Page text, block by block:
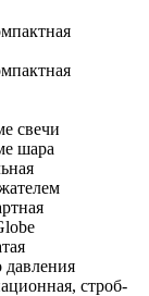
свечи
шара
давления
строб-